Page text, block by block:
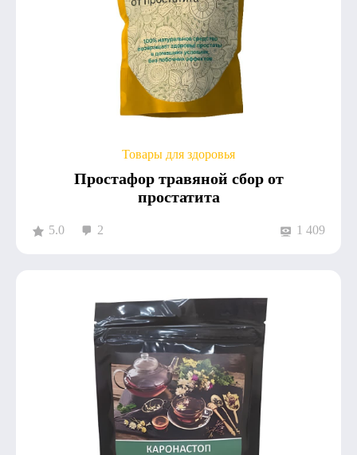
Товары для здоровья
Простафор травяной сбор от
простатита
5.0 2 1 409